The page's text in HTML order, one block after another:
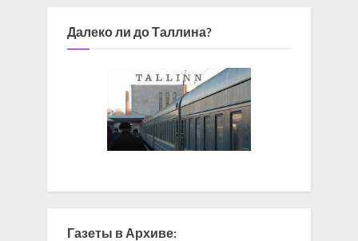
Далеко ли до Таллина?
Газеты в Архиве: